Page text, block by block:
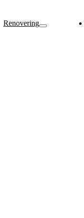
RenoveringKöksrenovering
Plattsättare
Balkongrenovering
Trapprenovering
Fasadrenovering
Fönsterrenovering
Badrumsrenovering